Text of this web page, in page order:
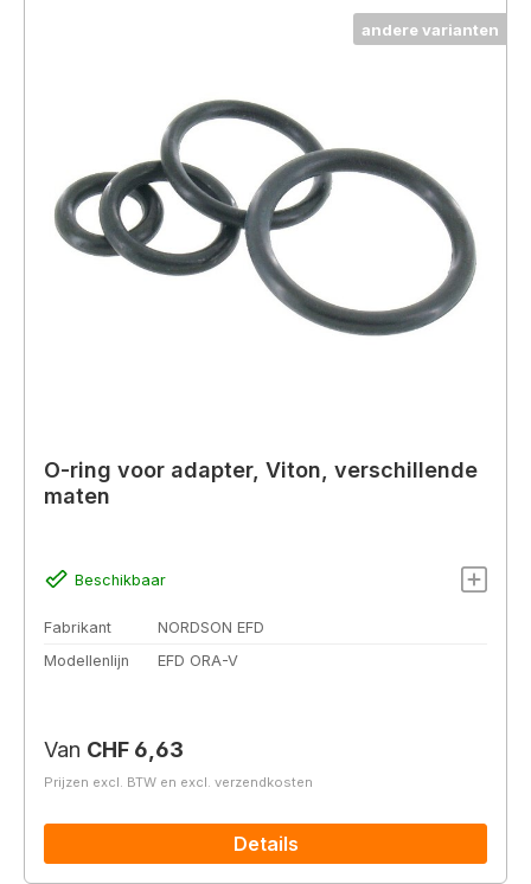
andere varianten
O-ring voor adapter, Viton, verschillende
maten
Beschikbaar
Fabrikant
NORDSON EFD
Modellenlijn
EFD ORA-V
Normale prijs:
Van CHF 6,63
Prijzen excl. BTW en excl. verzendkosten
Details